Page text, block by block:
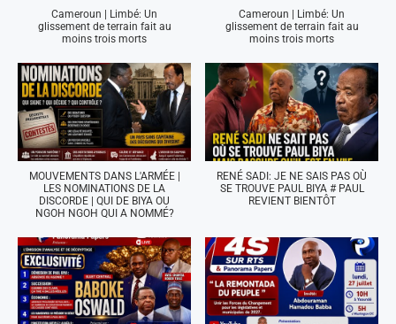
Cameroun | Limbé: Un
glissement de terrain fait au
moins trois morts
Cameroun | Limbé: Un
glissement de terrain fait au
moins trois morts
MOUVEMENTS DANS L'ARMÉE |
LES NOMINATIONS DE LA
DISCORDE | QUI DE BIYA OU
NGOH NGOH QUI A NOMMÉ?
RENÉ SADI: JE NE SAIS PAS OÙ
SE TROUVE PAUL BIYA # PAUL
REVIENT BIENTÔT